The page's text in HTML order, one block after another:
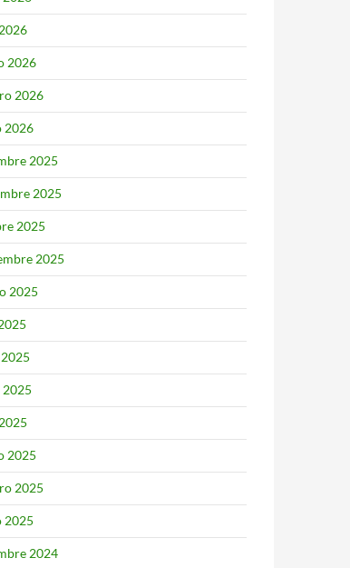
2026
2026
2026
2025
2025
2025
2025
2025
2025
2025
2025
2025
2024